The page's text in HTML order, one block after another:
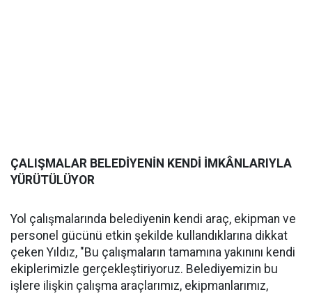
ÇALIŞMALAR BELEDİYENİN KENDİ İMKÂNLARIYLA
YÜRÜTÜLÜYOR
Yol çalışmalarında belediyenin kendi araç, ekipman ve
personel gücünü etkin şekilde kullandıklarına dikkat
çeken Yıldız, "Bu çalışmaların tamamına yakınını kendi
ekiplerimizle gerçekleştiriyoruz. Belediyemizin bu
işlere ilişkin çalışma araçlarımız, ekipmanlarımız,